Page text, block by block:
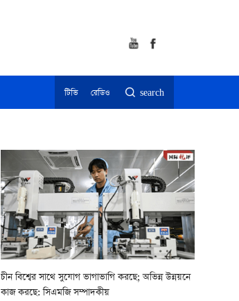
টিভি রেডিও search
চীন বিশ্বের সাথে সুযোগ ভাগাভাগি করছে; অভিন্ন উন্নয়নে
কাজ করছে: সিএমজি সম্পাদকীয়